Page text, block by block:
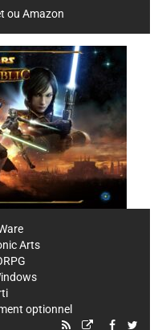
ou Amazon
Arts
optionnel